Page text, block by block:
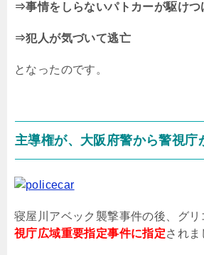
⇒事情をしらないパトカーが駆けつ
⇒犯人が気づいて逃亡
となったのです。
主導権が、大阪府警から警視庁
寝屋川アベック襲撃事件の後、グ
視庁広域重要指定事件に指定されま